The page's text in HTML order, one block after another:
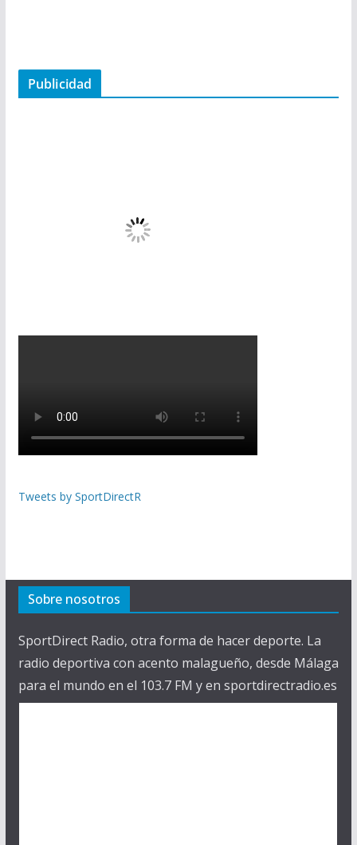
Publicidad
Tweets by SportDirectR
Sobre nosotros
SportDirect Radio, otra forma de hacer deporte. La
radio deportiva con acento malagueño, desde Málaga
para el mundo en el 103.7 FM y en sportdirectradio.es